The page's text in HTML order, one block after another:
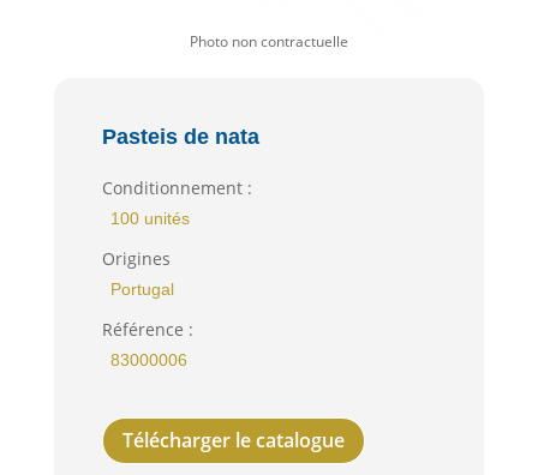
Pasteis de nata
Conditionnement :
100 unités
Origines
Portugal
Référence :
83000006
Télécharger le catalogue